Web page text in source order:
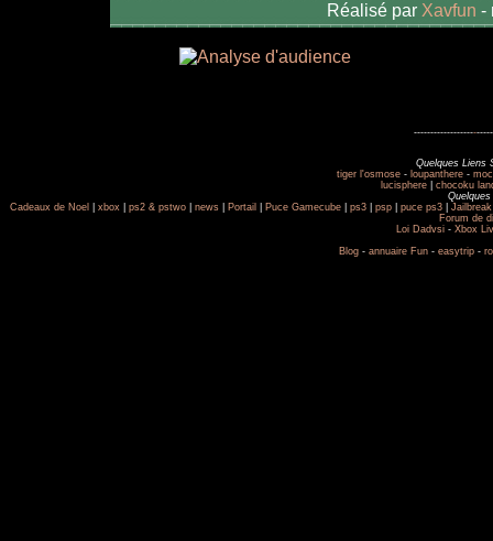
Réalisé par Xavfun -
-------------------
Quelques Liens
tiger l'osmose - loupanthere -
lucisphere
chocoku
Cadeaux de Noel
xbox| ps2 & pstwo| news| Portail Puce Gamecube| ps3| psp| puce ps3| Jailbreak
Forum de
Loi Dadvsi- Xbox
Blog - annuaire Fun - easytrip -